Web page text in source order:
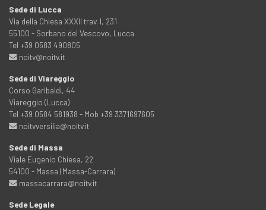
Sede di Lucca
Via della Chiesa XXXII trav. I, 231
55100 - Sorbano del Vescovo, Lucca
Tel +39 0583 490805
noitv@noitv.it
Sede di Viareggio
Corso Garibaldi, 44
Viareggio (Lucca)
Tel +39 0584 581938 - Mob +39 3371697605
noitvversilia@noitv.it
Sede di Massa
Viale Eugenio Chiesa, 22
54100 - Massa (Massa-Carrara)
massacarrara@noitv.it
Sede Legale